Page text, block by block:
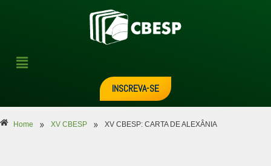
INSCREVA-SE
Home » XV CBESP » XV CBESP: CARTA DE ALEXÂNIA